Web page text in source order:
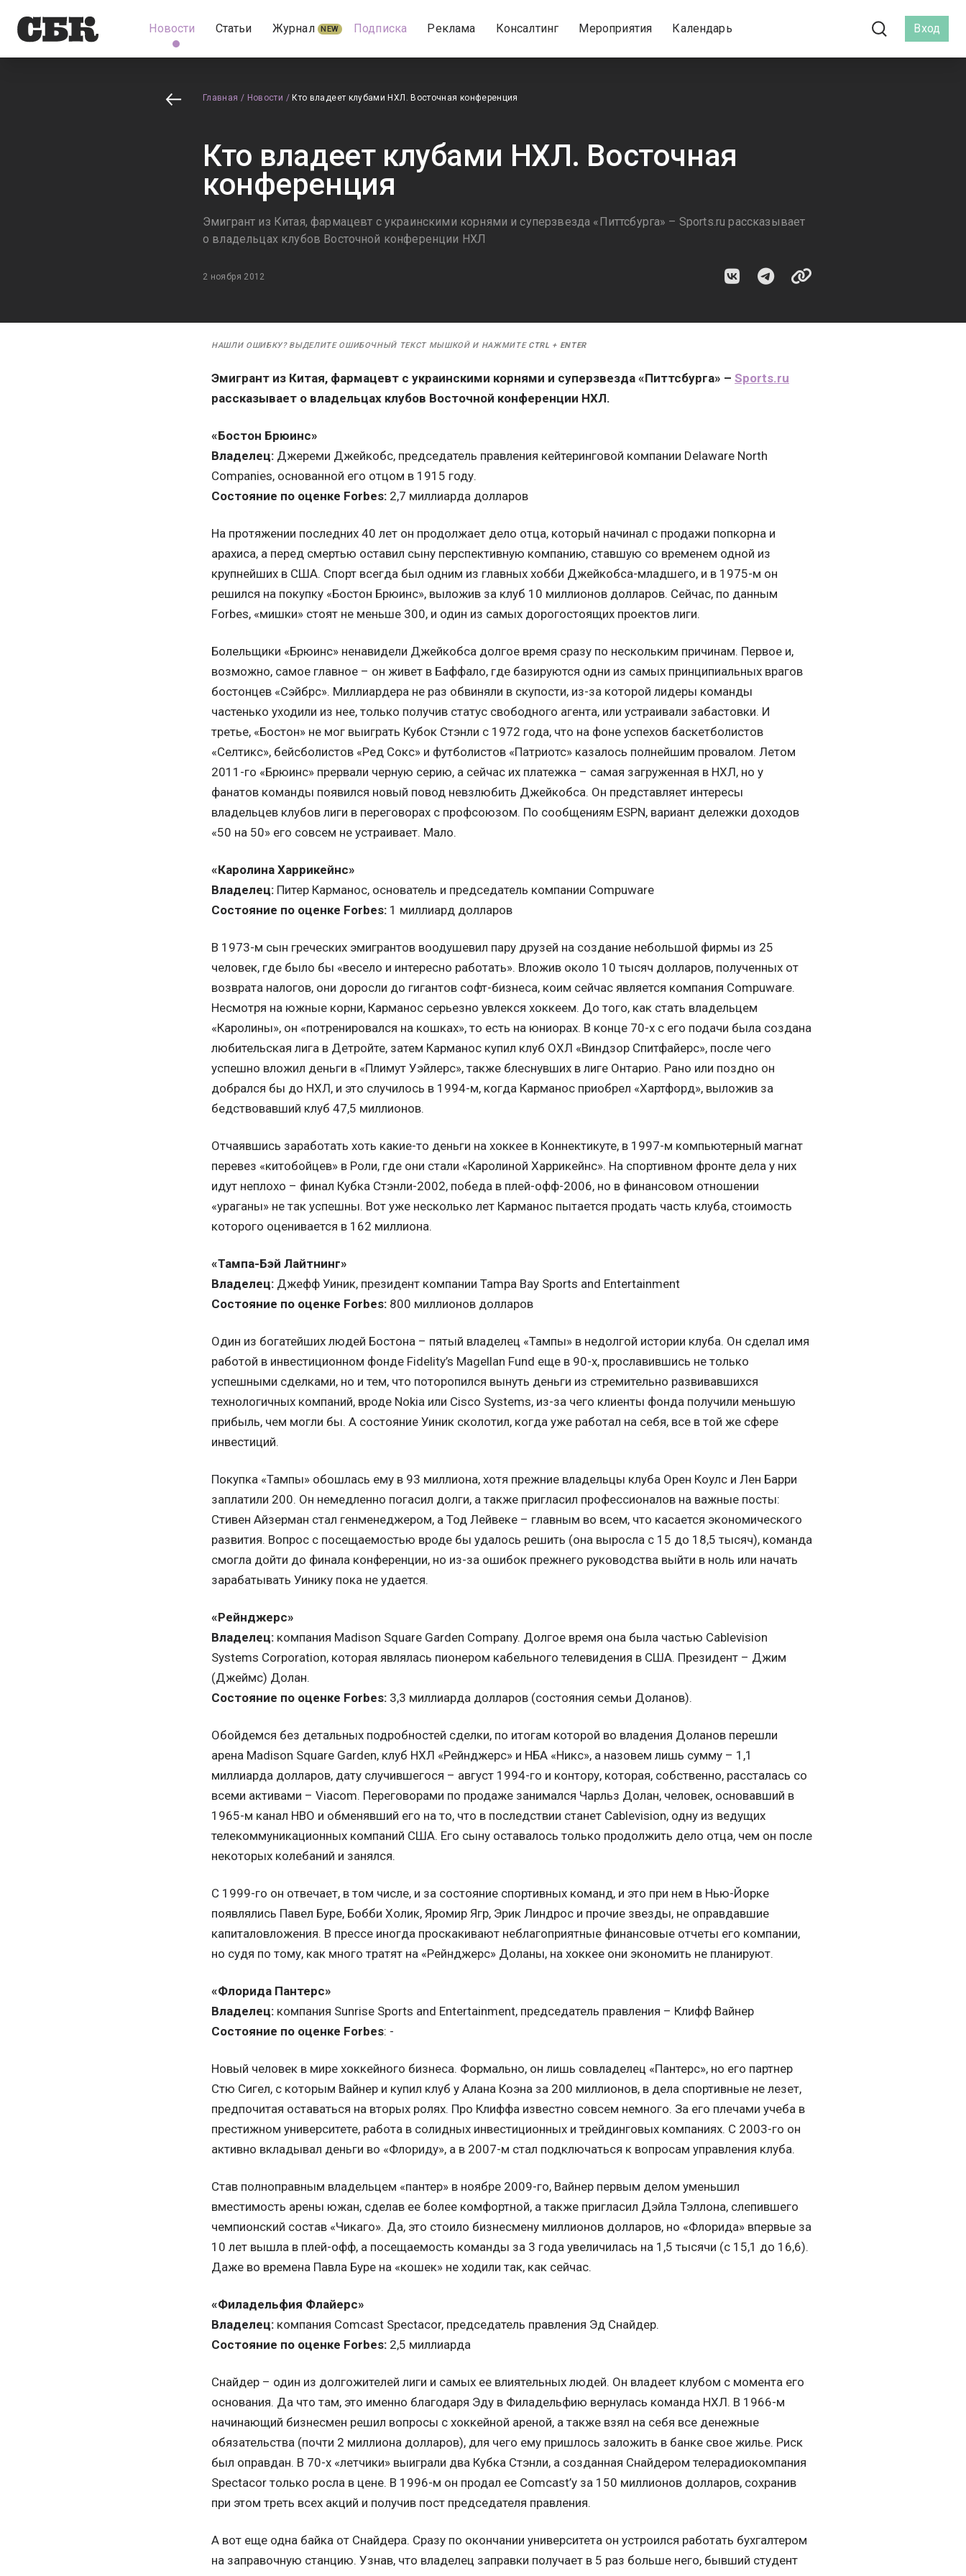
Новости Статьи Журнал NEW Подписка Реклама Консалтинг Мероприятия Календарь Вход
Главная / Новости / Кто владеет клубами НХЛ. Восточная конференция
Кто владеет клубами НХЛ. Восточная
конференция
Эмигрант из Китая, фармацевт с украинскими корнями и суперзвезда «Питтсбурга» – Sports.ru рассказывает
о владельцах клубов Восточной конференции НХЛ
2 ноября 2012
НАШЛИ ОШИБКУ? ВЫДЕЛИТЕ ОШИБОЧНЫЙ ТЕКСТ МЫШКОЙ И НАЖМИТЕ CTRL + ENTER
Эмигрант из Китая, фармацевт с украинскими корнями и суперзвезда «Питтсбурга» – Sports.ru
рассказывает о владельцах клубов Восточной конференции НХЛ.
«Бостон Брюинс»
Владелец: Джереми Джейкобс, председатель правления кейтеринговой компании Delaware North
Companies, основанной его отцом в 1915 году.
Состояние по оценке Forbes: 2,7 миллиарда долларов
На протяжении последних 40 лет он продолжает дело отца, который начинал с продажи попкорна и
арахиса, а перед смертью оставил сыну перспективную компанию, ставшую со временем одной из
крупнейших в США. Спорт всегда был одним из главных хобби Джейкобса-младшего, и в 1975-м он
решился на покупку «Бостон Брюинс», выложив за клуб 10 миллионов долларов. Сейчас, по данным
Forbes, «мишки» стоят не меньше 300, и один из самых дорогостоящих проектов лиги.
Болельщики «Брюинс» ненавидели Джейкобса долгое время сразу по нескольким причинам. Первое и,
возможно, самое главное – он живет в Баффало, где базируются одни из самых принципиальных врагов
бостонцев «Сэйбрс». Миллиардера не раз обвиняли в скупости, из-за которой лидеры команды
частенько уходили из нее, только получив статус свободного агента, или устраивали забастовки. И
третье, «Бостон» не мог выиграть Кубок Стэнли с 1972 года, что на фоне успехов баскетболистов
«Селтикс», бейсболистов «Ред Сокс» и футболистов «Патриотс» казалось полнейшим провалом. Летом
2011-го «Брюинс» прервали черную серию, а сейчас их платежка – самая загруженная в НХЛ, но у
фанатов команды появился новый повод невзлюбить Джейкобса. Он представляет интересы
владельцев клубов лиги в переговорах с профсоюзом. По сообщениям ESPN, вариант дележки доходов
«50 на 50» его совсем не устраивает. Мало.
«Каролина Харрикейнс»
Владелец: Питер Карманос, основатель и председатель компании Compuware
Состояние по оценке Forbes: 1 миллиард долларов
В 1973-м сын греческих эмигрантов воодушевил пару друзей на создание небольшой фирмы из 25
человек, где было бы «весело и интересно работать». Вложив около 10 тысяч долларов, полученных от
возврата налогов, они доросли до гигантов софт-бизнеса, коим сейчас является компания Compuware.
Несмотря на южные корни, Карманос серьезно увлекся хоккеем. До того, как стать владельцем
«Каролины», он «потренировался на кошках», то есть на юниорах. В конце 70-х с его подачи была создана
любительская лига в Детройте, затем Карманос купил клуб ОХЛ «Виндзор Спитфайерс», после чего
успешно вложил деньги в «Плимут Уэйлерс», также блеснувших в лиге Онтарио. Рано или поздно он
добрался бы до НХЛ, и это случилось в 1994-м, когда Карманос приобрел «Хартфорд», выложив за
бедствовавший клуб 47,5 миллионов.
Отчаявшись заработать хоть какие-то деньги на хоккее в Коннектикуте, в 1997-м компьютерный магнат
перевез «китобойцев» в Роли, где они стали «Каролиной Харрикейнс». На спортивном фронте дела у них
идут неплохо – финал Кубка Стэнли-2002, победа в плей-офф-2006, но в финансовом отношении
«ураганы» не так успешны. Вот уже несколько лет Карманос пытается продать часть клуба, стоимость
которого оценивается в 162 миллиона.
«Тампа-Бэй Лайтнинг»
Владелец: Джефф Уиник, президент компании Tampa Bay Sports and Entertainment
Состояние по оценке Forbes: 800 миллионов долларов
Один из богатейших людей Бостона – пятый владелец «Тампы» в недолгой истории клуба. Он сделал имя
работой в инвестиционном фонде Fidelity’s Magellan Fund еще в 90-х, прославившись не только
успешными сделками, но и тем, что поторопился вынуть деньги из стремительно развивавшихся
технологичных компаний, вроде Nokia или Cisco Systems, из-за чего клиенты фонда получили меньшую
прибыль, чем могли бы. А состояние Уиник сколотил, когда уже работал на себя, все в той же сфере
инвестиций.
Покупка «Тампы» обошлась ему в 93 миллиона, хотя прежние владельцы клуба Орен Коулс и Лен Барри
заплатили 200. Он немедленно погасил долги, а также пригласил профессионалов на важные посты:
Стивен Айзерман стал генменеджером, а Тод Лейвеке – главным во всем, что касается экономического
развития. Вопрос с посещаемостью вроде бы удалось решить (она выросла с 15 до 18,5 тысяч), команда
смогла дойти до финала конференции, но из-за ошибок прежнего руководства выйти в ноль или начать
зарабатывать Уинику пока не удается.
«Рейнджерс»
Владелец: компания Madison Square Garden Company. Долгое время она была частью Cablevision
Systems Corporation, которая являлась пионером кабельного телевидения в США. Президент – Джим
(Джеймс) Долан.
Состояние по оценке Forbes: 3,3 миллиарда долларов (состояния семьи Доланов).
Обойдемся без детальных подробностей сделки, по итогам которой во владения Доланов перешли
арена Madison Square Garden, клуб НХЛ «Рейнджерс» и НБА «Никс», а назовем лишь сумму – 1,1
миллиарда долларов, дату случившегося – август 1994-го и контору, которая, собственно, рассталась со
всеми активами – Viacom. Переговорами по продаже занимался Чарльз Долан, человек, основавший в
1965-м канал HBO и обменявший его на то, что в последствии станет Cablevision, одну из ведущих
телекоммуникационных компаний США. Его сыну оставалось только продолжить дело отца, чем он после
некоторых колебаний и занялся.
С 1999-го он отвечает, в том числе, и за состояние спортивных команд, и это при нем в Нью-Йорке
появлялись Павел Буре, Бобби Холик, Яромир Ягр, Эрик Линдрос и прочие звезды, не оправдавшие
капиталовложения. В прессе иногда проскакивают неблагоприятные финансовые отчеты его компании,
но судя по тому, как много тратят на «Рейнджерс» Доланы, на хоккее они экономить не планируют.
«Флорида Пантерс»
Владелец: компания Sunrise Sports and Entertainment, председатель правления – Клифф Вайнер
Состояние по оценке Forbes: -
Новый человек в мире хоккейного бизнеса. Формально, он лишь совладелец «Пантерс», но его партнер
Стю Сигел, с которым Вайнер и купил клуб у Алана Коэна за 200 миллионов, в дела спортивные не лезет,
предпочитая оставаться на вторых ролях. Про Клиффа известно совсем немного. За его плечами учеба в
престижном университете, работа в солидных инвестиционных и трейдинговых компаниях. С 2003-го он
активно вкладывал деньги во «Флориду», а в 2007-м стал подключаться к вопросам управления клуба.
Став полноправным владельцем «пантер» в ноябре 2009-го, Вайнер первым делом уменьшил
вместимость арены южан, сделав ее более комфортной, а также пригласил Дэйла Тэллона, слепившего
чемпионский состав «Чикаго». Да, это стоило бизнесмену миллионов долларов, но «Флорида» впервые за
10 лет вышла в плей-офф, а посещаемость команды за 3 года увеличилась на 1,5 тысячи (с 15,1 до 16,6).
Даже во времена Павла Буре на «кошек» не ходили так, как сейчас.
«Филадельфия Флайерс»
Владелец: компания Comcast Spectacor, председатель правления Эд Снайдер.
Состояние по оценке Forbes: 2,5 миллиарда
Снайдер – один из долгожителей лиги и самых ее влиятельных людей. Он владеет клубом с момента его
основания. Да что там, это именно благодаря Эду в Филадельфию вернулась команда НХЛ. В 1966-м
начинающий бизнесмен решил вопросы с хоккейной ареной, а также взял на себя все денежные
обязательства (почти 2 миллиона долларов), для чего ему пришлось заложить в банке свое жилье. Риск
был оправдан. В 70-х «летчики» выиграли два Кубка Стэнли, а созданная Снайдером телерадиокомпания
Spectacor только росла в цене. В 1996-м он продал ее Comcast’у за 150 миллионов долларов, сохранив
при этом треть всех акций и получив пост председателя правления.
А вот еще одна байка от Снайдера. Сразу по окончании университета он устроился работать бухгалтером
на заправочную станцию. Узнав, что владелец заправки получает в 5 раз больше него, бывший студент